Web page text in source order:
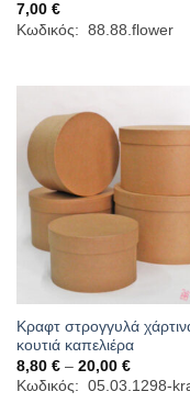
7,00 €
Κωδικός: 88.88.flower
Κραφτ στρογγυλά
κουτιά καπελιέρα
8,80 € – 20,00 €Price
range:
8,80 €
Κωδικός: 05.03.1298-